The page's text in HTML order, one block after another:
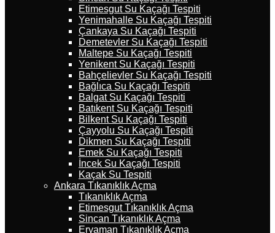
Etimesgut Su Kaçağı Tespiti
Yenimahalle Su Kaçağı Tespiti
Çankaya Su Kaçağı Tespiti
Demetevler Su Kaçağı Tespiti
Maltepe Su Kaçağı Tespiti
Yenikent Su Kaçağı Tespiti
Bahçelievler Su Kaçağı Tespiti
Bağlıca Su Kaçağı Tespiti
Balgat Su Kaçağı Tespiti
Batıkent Su Kaçağı Tespiti
Bilkent Su Kaçağı Tespiti
Çayyolu Su Kaçağı Tespiti
Dikmen Su Kaçağı Tespiti
Emek Su Kaçağı Tespiti
İncek Su Kaçağı Tespiti
Kaçak Su Tespiti
Ankara Tıkanıklık Açma
Tıkanıklık Açma
Etimesgut Tıkanıklık Açma
Sincan Tıkanıklık Açma
Eryaman Tıkanıklık Açma